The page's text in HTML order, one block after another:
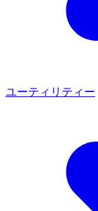
ユーティリティー